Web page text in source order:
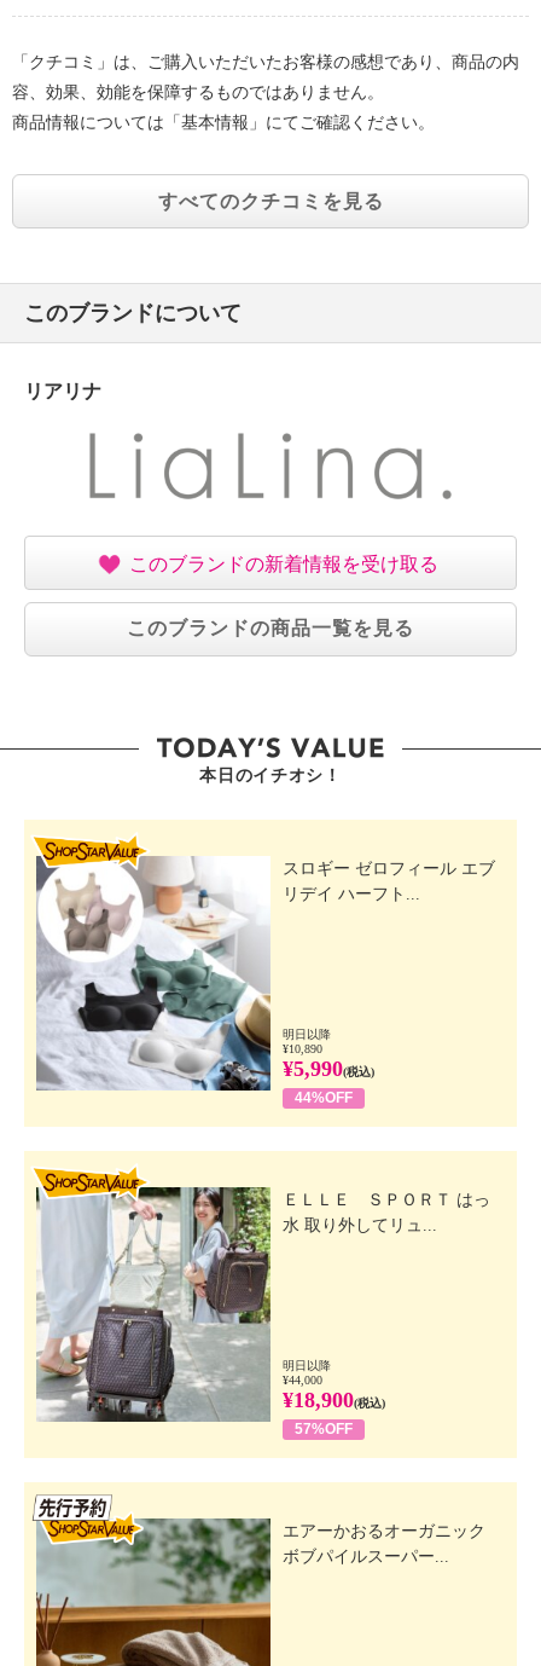
を中止してください。
・ご使用中、お肌に赤み、はれ、かゆみ、刺激、色抜
け（白斑等）、黒ずみなどの異常があらわれた場合に
ご使用を中止してください。また、直射日光をあび
て、ご使用中のお肌に同じような異常があらわれた場
合
を続けると、症状が悪化することがあります。
異常があらわれたときは、皮フ科専門医等でご相談
されることをおすすめします。
合は、こすらず直ちに洗い流してください。
・一度使用した後、長期間放置してからの再使用はし
ないでください。
・中身の出し戻しは、変質の原因となりますのでおや
・乳幼児の手の届かないところに保管してください。
・極端に高温多湿の場所、直射日光のあたる場所には
保管しないでください。
「クチコミ」は、ご購入いただいたお客様の感想であり、商品の内
容、効果、効能を保障するものではありません。
商品情報については「基本情報」にてご確認ください。
すべてのクチコミを見る
このブランドについて
リアリナ
このブランドの新着情報を受け取る
このブランドの商品一覧を見る
本日のイチオシ！
スロギー ゼロフィール エブ
リデイ ハーフト...
明日以降
¥10,890
¥5,990(税込)
44%OFF
ＥＬＬＥ ＳＰＯＲＴ はっ
水 取り外してリュ...
明日以降
¥44,000
¥18,900(税込)
57%OFF
エアーかおるオーガニック
ボブパイルスーパー...